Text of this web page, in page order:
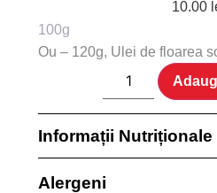
10.00
100g
Ou – 120g, Ulei de floarea
Informații Nutriționale
Alergeni